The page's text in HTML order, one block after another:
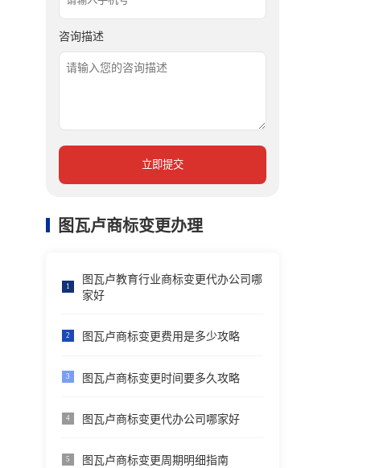
咨询描述
立即提交
图瓦卢商标变更办理
1
图瓦卢教育行业商标变更代办公司哪
家好
2 图瓦卢商标变更费用是多少攻略
3 图瓦卢商标变更时间要多久攻略
4 图瓦卢商标变更代办公司哪家好
5 图瓦卢商标变更周期明细指南